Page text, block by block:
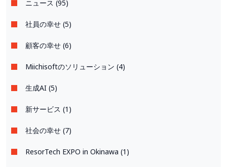
ニュース (95)
社員の幸せ (5)
顧客の幸せ (6)
Miichisoftのソリューション (4)
生成AI (5)
新サービス (1)
社会の幸せ (7)
ResorTech EXPO in Okinawa (1)